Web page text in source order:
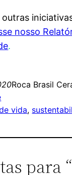
nosso
.
Roca Brasil
vida,
para